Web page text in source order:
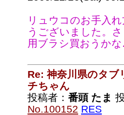
リュウコのお手入
うございました。
用ブラシ買おうかな
Re: 神奈川県のタ
チちゃん
投稿者： 番頭 たま
No.100152 RES